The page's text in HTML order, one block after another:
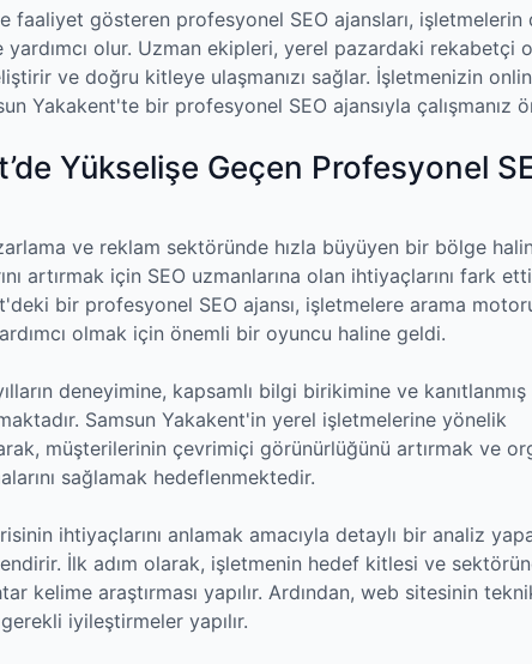
faaliyet gösteren profesyonel SEO ajansları, işletmelerin
yardımcı olur. Uzman ekipleri, yerel pazardaki rekabetçi
ve doğru kitleye ulaşmanızı sağlar. İşletmenizin
Yakakent'te bir profesyonel SEO ajansıyla çalışmanız
Yükselişe Geçen Profesyonel
ve reklam sektöründe hızla büyüyen bir bölge
artırmak için SEO uzmanlarına olan ihtiyaçlarını fark
bir profesyonel SEO ajansı, işletmelere arama
olmak için önemli bir oyuncu haline geldi.
deneyimine, kapsamlı bilgi birikimine ve
Samsun Yakakent'in yerel işletmelerine yönelik
müşterilerinin çevrimiçi görünürlüğünü artırmak ve
sağlamak hedeflenmektedir.
ihtiyaçlarını anlamak amacıyla detaylı bir analiz
İlk adım olarak, işletmenin hedef kitlesi ve
kelime araştırması yapılır. Ardından, web sitesinin
iyileştirmeler yapılır.